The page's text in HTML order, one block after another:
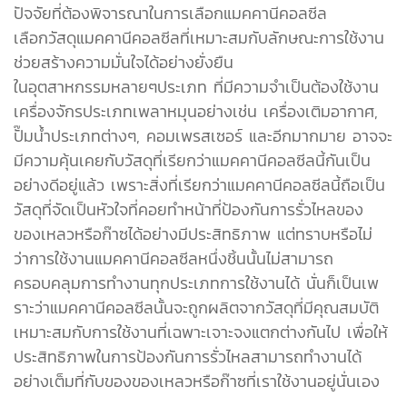
ปัจจัยที่ต้องพิจารณาในการเลือกแมคคานีคอลซีล
เลือกวัสดุแมคคานีคอลซีลที่เหมาะสมกับลักษณะการใช้งาน
ช่วยสร้างความมั่นใจได้อย่างยั่งยืน
ในอุตสาหกรรมหลายๆประเภท ที่มีความจำเป็นต้องใช้งาน
เครื่องจักรประเภทเพลาหมุนอย่างเช่น เครื่องเติมอากาศ,
ปั๊มน้ำประเภทต่างๆ, คอมเพรสเซอร์ และอีกมากมาย อาจจะ
มีความคุ้นเคยกับวัสดุที่เรียกว่าแมคคานีคอลซีลนี้กันเป็น
อย่างดีอยู่แล้ว เพราะสิ่งที่เรียกว่าแมคคานีคอลซีลนี้ถือเป็น
วัสดุที่จัดเป็นหัวใจที่คอยทำหน้าที่ป้องกันการรั่วไหลของ
ของเหลวหรือก๊าซได้อย่างมีประสิทธิภาพ แต่ทราบหรือไม่
ว่าการใช้งานแมคคานีคอลซีลหนึ่งชิ้นนั้นไม่สามารถ
ครอบคลุมการทำงานทุกประเภทการใช้งานได้ นั่นก็เป็นเพ
ราะว่าแมคคานีคอลซีลนั้นจะถูกผลิตจากวัสดุที่มีคุณสมบัติ
เหมาะสมกับการใช้งานที่เฉพาะเจาะจงแตกต่างกันไป เพื่อให้
ประสิทธิภาพในการป้องกันการรั่วไหลสามารถทำงานได้
อย่างเต็มที่กับของของเหลวหรือก๊าซที่เราใช้งานอยู่นั่นเอง